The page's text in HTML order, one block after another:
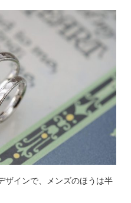
ザインで、メンズのほうは半